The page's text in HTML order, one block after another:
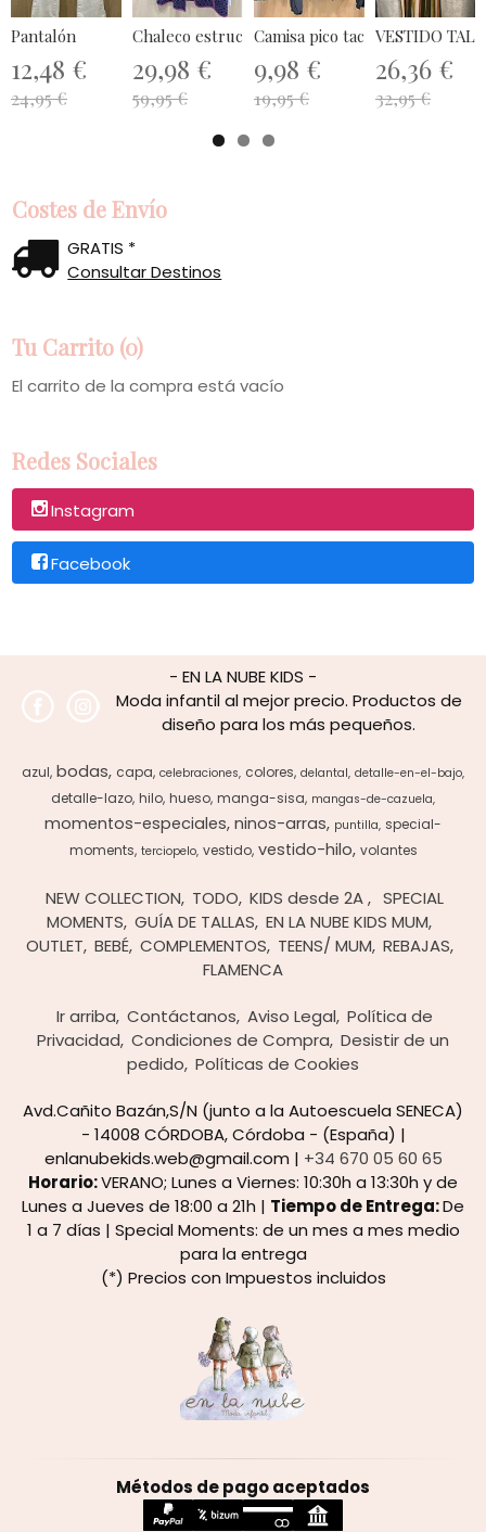
Costes de Envío
GRATIS *
Consultar Destinos
Tu Carrito (0)
El carrito de la compra está vacío
Redes Sociales
Instagram
Facebook
Pantalón
12,48 €
24,95 €
Chaleco estructura bungavilla
29,98 €
59,95 €
Camisa pico tachas
9,98 €
19,95 €
VESTIDO
26,36 €
32,95 €
- EN LA NUBE KIDS -
Moda infantil al mejor precio. Productos de
diseño para los más pequeños.
azul bodas capa celebraciones colores delantal detalle-en-el-bajo
detalle-lazo hilo hueso manga-sisa mangas-de-cazuela
momentos-especiales ninos-arras puntilla special-
moments terciopelo vestido vestido-hilo volantes
NEW COLLECTION TODO KIDS desde 2A
SPECIAL
MOMENTS GUÍA DE TALLAS EN LA NUBE KIDS MUM
OUTLET BEBÉ COMPLEMENTOS TEENS/ MUM REBAJAS
FLAMENCA
Ir arriba Contáctanos Aviso Legal Política de
Privacidad Condiciones de Compra Desistir de un
pedido Políticas de Cookies
Avd.Cañito Bazán,S/N (junto a la Autoescuela SENECA)
- 14008 CÓRDOBA, Córdoba - (España) |
enlanubekids.web@gmail.com | +34 670 05 60 65
Horario:VERANO; Lunes a Viernes: 10:30h a 13:30h y de
Lunes a Jueves de 18:00 a 21h | Tiempo de Entrega:De
1 a 7 días | Special Moments: de un mes a mes medio
para la entrega
(*) Precios con Impuestos incluidos
Métodos de pago aceptados